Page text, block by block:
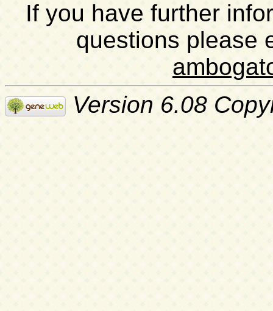
If you have further
questions please
Version 6.08